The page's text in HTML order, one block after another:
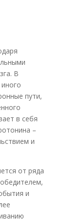
В
пути,
в себя
–
и
от ряда
и